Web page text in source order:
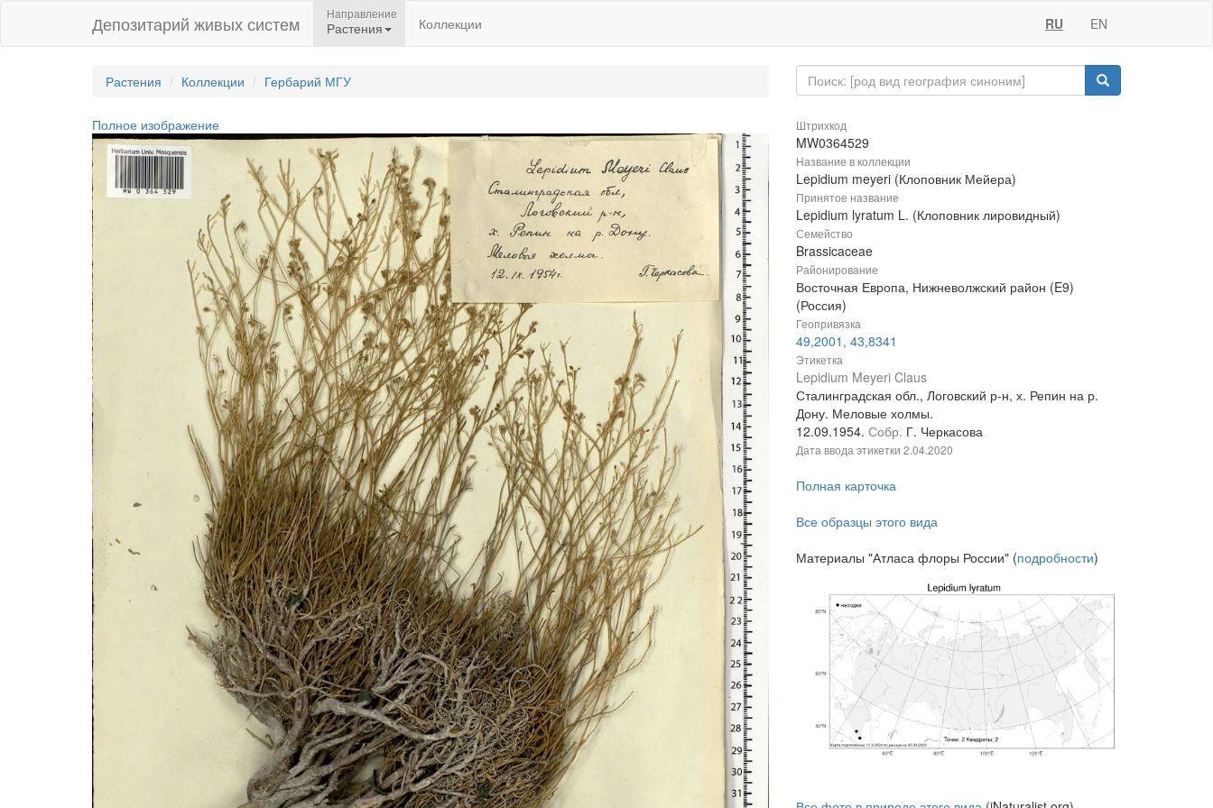
Депозитарий живых систем Направление
Растения Коллекции RU EN
Растения Коллекции Гербарий МГУ
Полное изображение Штрихкод
MW0364529
Название в коллекции
Lepidium meyeri (Клоповник Мейера)
Принятое название
Lepidium lyratum L. (Клоповник лировидный)
Семейство
Brassicaceae
Районирование
Восточная Европа, Нижневолжский район (E9)
(Россия)
Геопривязка
49,2001, 43,8341
Этикетка
Lepidium Meyeri Claus
Сталинградская обл., Логовский р-н, х. Репин на р.
Дону. Меловые холмы.
12.09.1954. Собр. Г. Черкасова
Дата ввода этикетки 2.04.2020
Полная карточка
Все образцы этого вида
Материалы "Атласа флоры России" (подробности)